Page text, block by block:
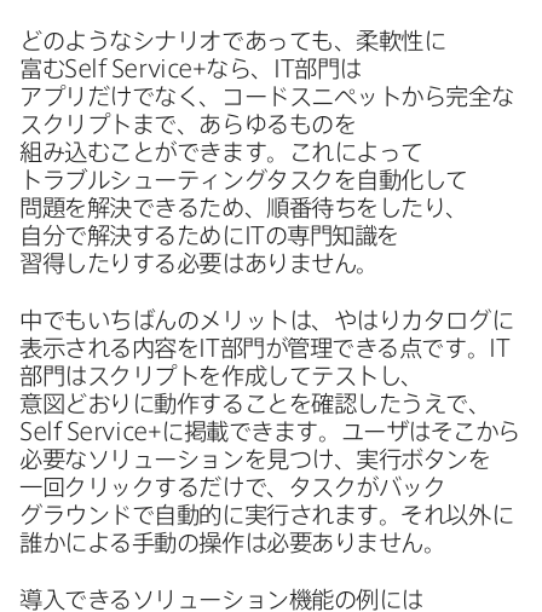
どのような​シナリオであっても、​柔軟性に​
富むSelf Service+なら、 IT部門は​
アプリだけでなく、​コードスニペットから​完全な​
スクリプトまで、​あらゆる​ものを​
組み込むことができます。​これに​よって​
トラブルシューティングタスクを​自動化して​
問題を​解決できる​ため、​順番待ちを​したり、​
自分で​解決する​ために ITの​専門知識を​
習得したりする​必要は​ありません。
中でも​いちばんの​メリットは、​やはり​カタログに​
表示される​内容を IT部門が​管理できる点です。
IT
部門は​スクリプトを​作成して​テストし、​
意図どおりに​動作する​ことを​確認したうえで、
Self Service+に​掲載できます。​ユーザは​そこから​
必要な​ソリューションを​見つけ、​実行ボタンを​
一回クリックするだけで、​タスクが​バック​
グラウンドで​自動的に​実行されます。​それ以外に​
誰かに​よる​手動の​操作は​必要ありません。
導入できる​ソリューション機能の​例には​